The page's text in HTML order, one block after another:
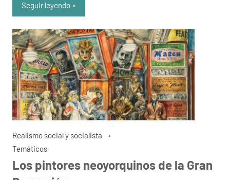
Seguir leyendo
Realismo social y socialista
Temáticos
Los pintores neoyorquinos de la Gran